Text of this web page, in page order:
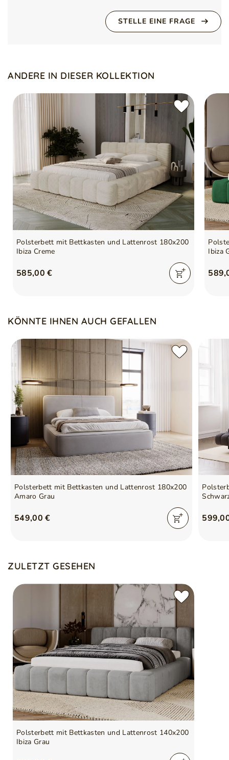
Bettgestell aus Holz, verstärkt mit automatischen Federn
Holzlattenrost im Lieferumfang enthalten
Bett wird ohne Matratze geliefert
STELLE EINE FRAGE
ANDERE IN DIESER KOLLEKTION
Polsterbett mit Bettkasten und Lattenrost 180x200
Ibiza Creme
585,00 €
Ibiza
KÖNNTE IHNEN AUCH GEFALLEN
Polsterbett mit Bettkasten und Lattenrost 180x200
Amaro Grau
549,00 €
ZULETZT GESEHEN
Polsterbett mit Bettkasten und Lattenrost 140x200
Ibiza Grau